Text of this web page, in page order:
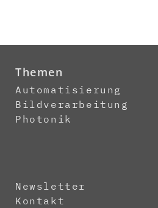
Themen
Automatisierung
Bildverarbeitung
Photonik
Newsletter
Kontakt